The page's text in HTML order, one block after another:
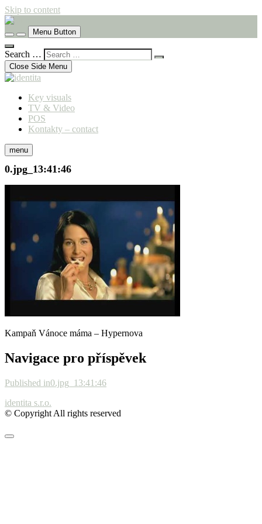
Skip to content
identita
komunikační agentura
Menu Button
Search …
Close Side Menu
Key visuals
TV & Video
POS
Kontakty – contact
menu
0.jpg_13:41:46
Kampaň Vánoce máma – Hypernova
Navigace pro příspěvek
Published in0.jpg_13:41:46
identita s.r.o.
© Copyright All rights reserved